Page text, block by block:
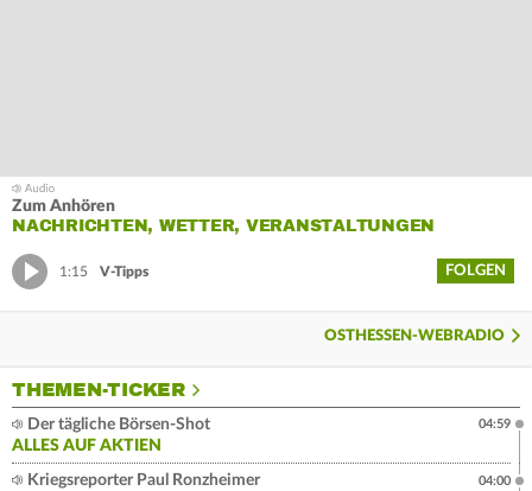
Zum Anhören
NACHRICHTEN, WETTER, VERANSTALTUNGEN
1:15 V-Tipps FOLGEN
OSTHESSEN-WEBRADIO
THEMEN-TICKER
Der tägliche Börsen-Shot
ALLES AUF AKTIEN
04:59
Kriegsreporter Paul Ronzheimer
04:00